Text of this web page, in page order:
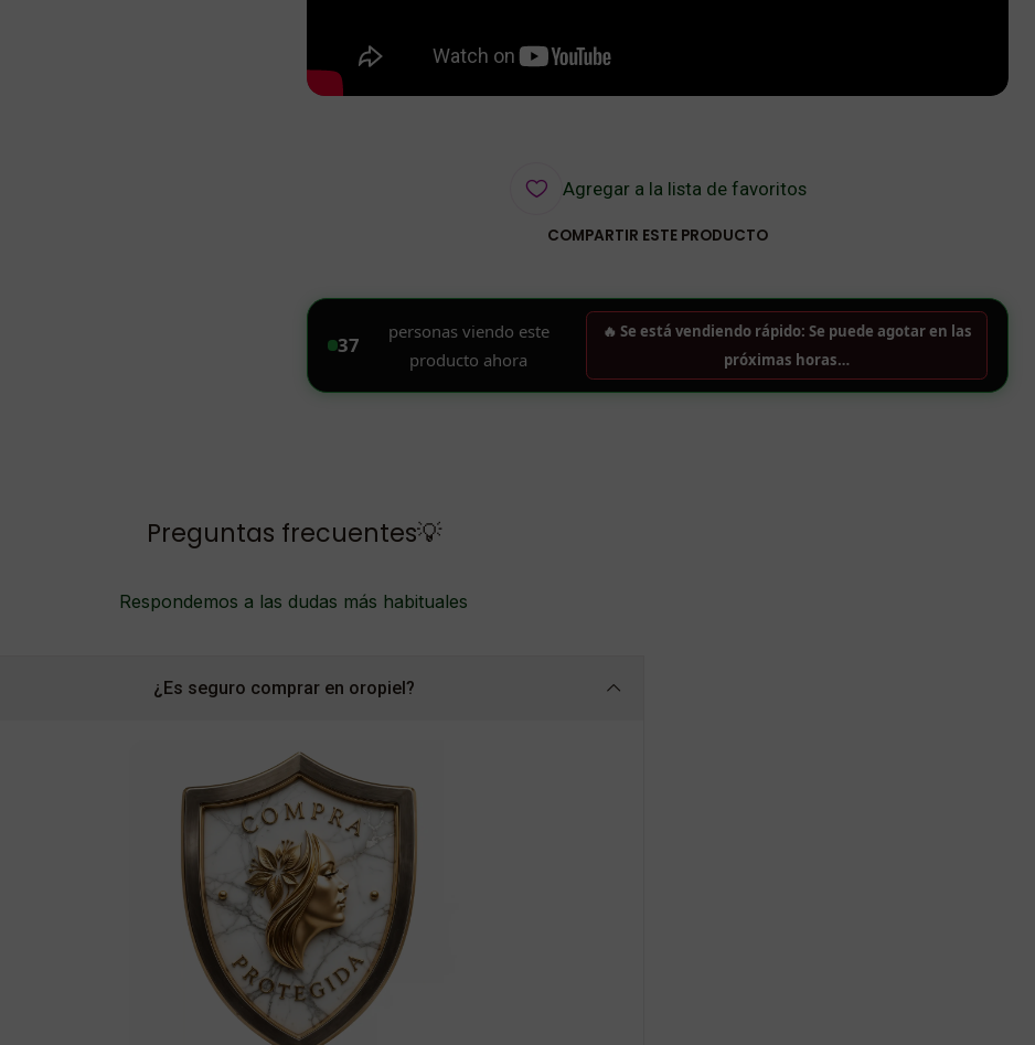
Agregar a la lista de favoritos
COMPARTIR ESTE PRODUCTO
Preguntas frecuentes💡
Respondemos a las dudas más habituales
¿Es seguro comprar en oropiel?